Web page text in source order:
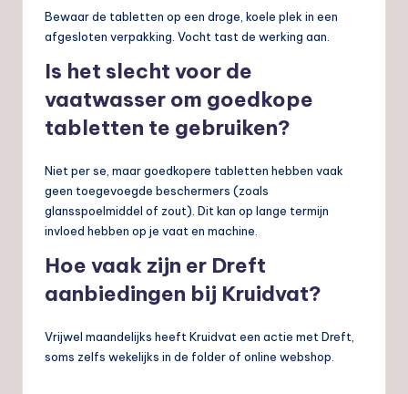
Bewaar de tabletten op een droge, koele plek in een
afgesloten verpakking. Vocht tast de werking aan.
Is het slecht voor de
vaatwasser om goedkope
tabletten te gebruiken?
Niet per se, maar goedkopere tabletten hebben vaak
geen toegevoegde beschermers (zoals
glansspoelmiddel of zout). Dit kan op lange termijn
invloed hebben op je vaat en machine.
Hoe vaak zijn er Dreft
aanbiedingen bij Kruidvat?
Vrijwel maandelijks heeft Kruidvat een actie met Dreft,
soms zelfs wekelijks in de folder of online webshop.